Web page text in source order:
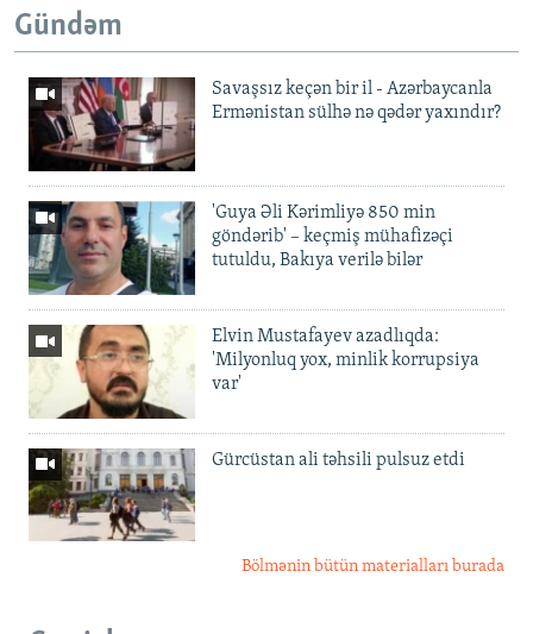
Gündəm
Savaşsız keçən bir il - Azərbaycanla
Ermənistan sülhə nə qədər yaxındır?
'Guya Əli Kərimliyə 850 min
göndərib' – keçmiş mühafizəçi
tutuldu, Bakıya verilə bilər
Elvin Mustafayev azadlıqda:
'Milyonluq yox, minlik korrupsiya
var'
Gürcüstan ali təhsili pulsuz etdi
Bölmənin bütün materialları burada